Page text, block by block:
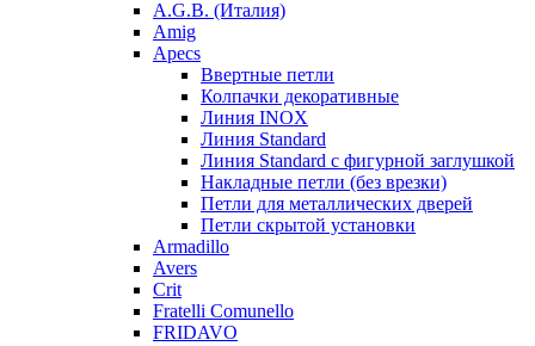
A.G.B. (Италия)
Amig
Apecs
Ввертные петли
Колпачки декоративные
Линия INOX
Линия Standard
Линия Standard с фигурной заглушкой
Накладные петли (без врезки)
Петли для металлических дверей
Петли скрытой установки
Armadillo
Avers
Crit
Fratelli Comunello
FRIDAVO